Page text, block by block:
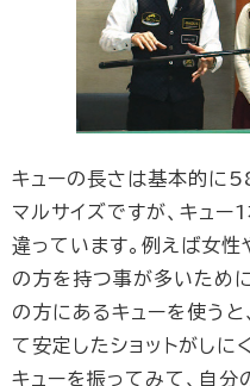
キューの長さは基本的に
マルサイズですが、キュー
違っています。例えば女
の方を持つ事が多いため
の方にあるキューを使うと
て安定したショットがしに
キューを振ってみて、自分